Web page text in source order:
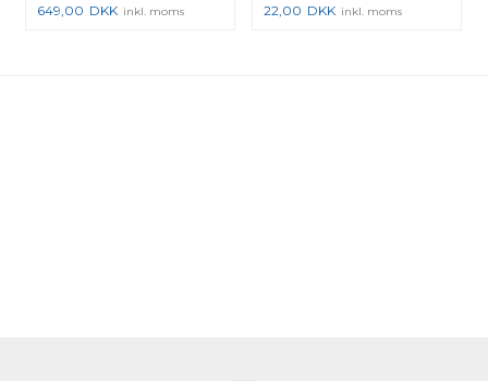
649,00 DKK inkl. moms 22,00 DKK inkl. moms